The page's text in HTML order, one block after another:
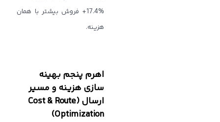
+17.4% فروش بیشتر با همان
هزینه.
اهرم پنجم بهینه
‌سازی هزینه و مسیر
ارسال (Cost & Route
Optimization)